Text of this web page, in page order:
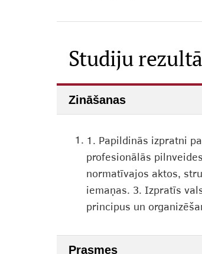
Studiju
Zināšanas
1. 1. Papildinās izpratni
profesionālās
normatīvajos aktos,
iemaņas. 3. Izpratīs
principus un
Prasmes